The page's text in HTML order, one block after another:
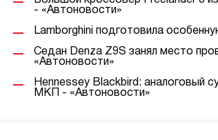
- «Автоновости»
Lamborghini подготовила
Седан Denza Z9S занял место
«Автоновости»
Hennessey Blackbird: аналоговый
МКП - «Автоновости»